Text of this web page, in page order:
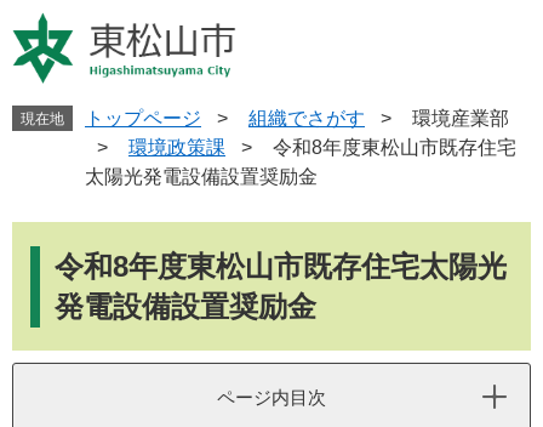
ー
ジ
ニ
ュ
現在地 トップページ > 組織でさがす >
環境産業部
>
環境政策課 >
令和8年度東松山市既存住宅
太陽光発電設備設置奨励金
令和8年度東松山市既存住宅太陽光
発電設備設置奨励金
ページ内目次